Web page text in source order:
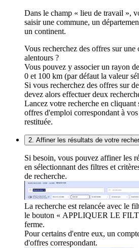
Dans le champ « lieu de travail »,
saisir une commune, un
un continent.
Vous recherchez des offres sur une
alentours ?
Vous pouvez y associer un rayon
0 et 100 km (par défaut la valeur
Si vous recherchez des offres sur
devez alors effectuer deux
Lancez votre recherche en cliquant
offres d'emploi correspondant à
restituée.
2. Affiner les résultats de votre
Si besoin, vous pouvez affiner les
en sélectionnant des filtres et
de recherche.
La recherche est relancée avec le
le bouton « APPLIQUER LE
ferme.
Pour certains d'entre eux, un
d'offres correspondant.